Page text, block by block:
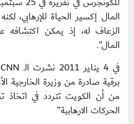
المال إكسير الحياة للإرهابي،
الزعاف له، إذ يمكن
المال”.
برقية صادرة من وزيرة الخارجية
من أن الكويت تتردد في اتخاذ
الحركات الارهاببة”